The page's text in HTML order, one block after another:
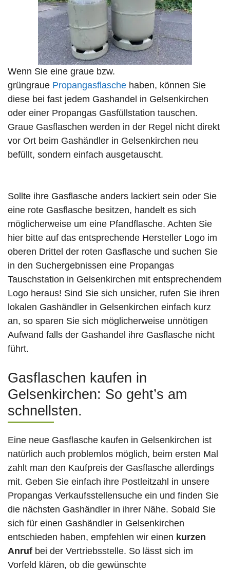
Wenn Sie eine graue bzw.
grüngraue Propangasflasche haben, können Sie
diese bei fast jedem Gashandel in Gelsenkirchen
oder einer Propangas Gasfüllstation tauschen.
Graue Gasflaschen werden in der Regel nicht direkt
vor Ort beim Gashändler in Gelsenkirchen neu
befüllt, sondern einfach ausgetauscht.
Sollte ihre Gasflasche anders lackiert sein oder Sie
eine rote Gasflasche besitzen, handelt es sich
möglicherweise um eine Pfandflasche. Achten Sie
hier bitte auf das entsprechende Hersteller Logo im
oberen Drittel der roten Gasflasche und suchen Sie
in den Suchergebnissen eine Propangas
Tauschstation in Gelsenkirchen mit entsprechendem
Logo heraus! Sind Sie sich unsicher, rufen Sie ihren
lokalen Gashändler in Gelsenkirchen einfach kurz
an, so sparen Sie sich möglicherweise unnötigen
Aufwand falls der Gashandel ihre Gasflasche nicht
führt.
Gasflaschen kaufen in
Gelsenkirchen: So geht’s am
schnellsten.
Eine neue Gasflasche kaufen in Gelsenkirchen ist
natürlich auch problemlos möglich, beim ersten Mal
zahlt man den Kaufpreis der Gasflasche allerdings
mit. Geben Sie einfach ihre Postleitzahl in unsere
Propangas Verkaufsstellensuche ein und finden Sie
die nächsten Gashändler in ihrer Nähe. Sobald Sie
sich für einen Gashändler in Gelsenkirchen
entschieden haben, empfehlen wir einen kurzen
Anruf bei der Vertriebsstelle. So lässt sich im
Vorfeld klären, ob die gewünschte